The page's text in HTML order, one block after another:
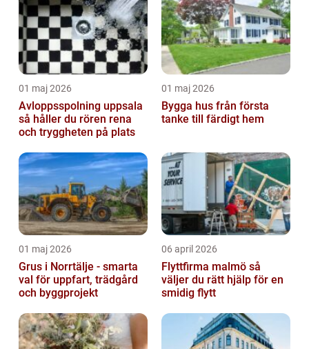
01 maj 2026
Avloppsspolning uppsala
så håller du rören rena
och tryggheten på plats
01 maj 2026
Bygga hus från första
tanke till färdigt hem
01 maj 2026
Grus i Norrtälje - smarta
val för uppfart, trädgård
och byggprojekt
06 april 2026
Flyttfirma malmö så
väljer du rätt hjälp för en
smidig flytt